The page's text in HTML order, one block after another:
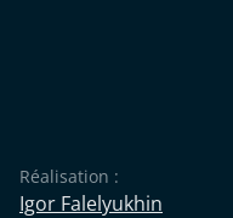
Réalisation :
Igor Falelyukhin